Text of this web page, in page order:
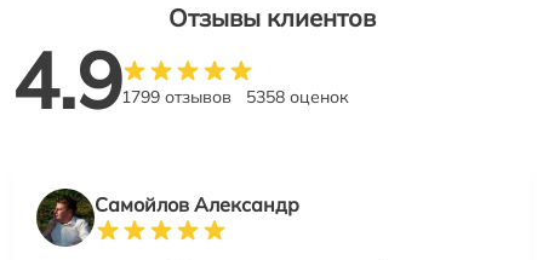
Отзывы клиентов
4.91799 отзывов 5358 оценок
Самойлов Александр